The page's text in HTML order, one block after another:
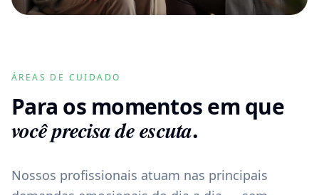
ÁREAS DE CUIDADO
Para os momentos em que
você precisa de escuta.
Nossos profissionais atuam nas principais